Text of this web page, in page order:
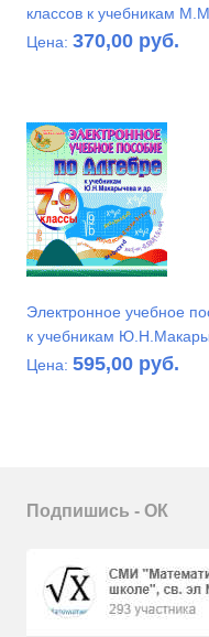
классов к учебникам
Цена: 370,00 руб.
Электронное учебное
к учебникам
Цена: 595,00 руб.
Подпишись - ОК